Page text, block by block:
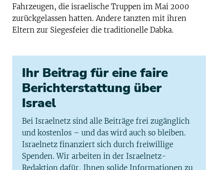
Fahrzeugen, die israelische Truppen im Mai 2000
zurückgelassen hatten. Andere tanzten mit ihren
Eltern zur Siegesfeier die traditionelle Dabka.
Ihr Beitrag für eine faire
Berichterstattung über
Israel
Bei Israelnetz sind alle Beiträge frei zugänglich
und kostenlos – und das wird auch so bleiben.
Israelnetz finanziert sich durch freiwillige
Spenden. Wir arbeiten in der Israelnetz-
Redaktion dafür, Ihnen solide Informationen zu